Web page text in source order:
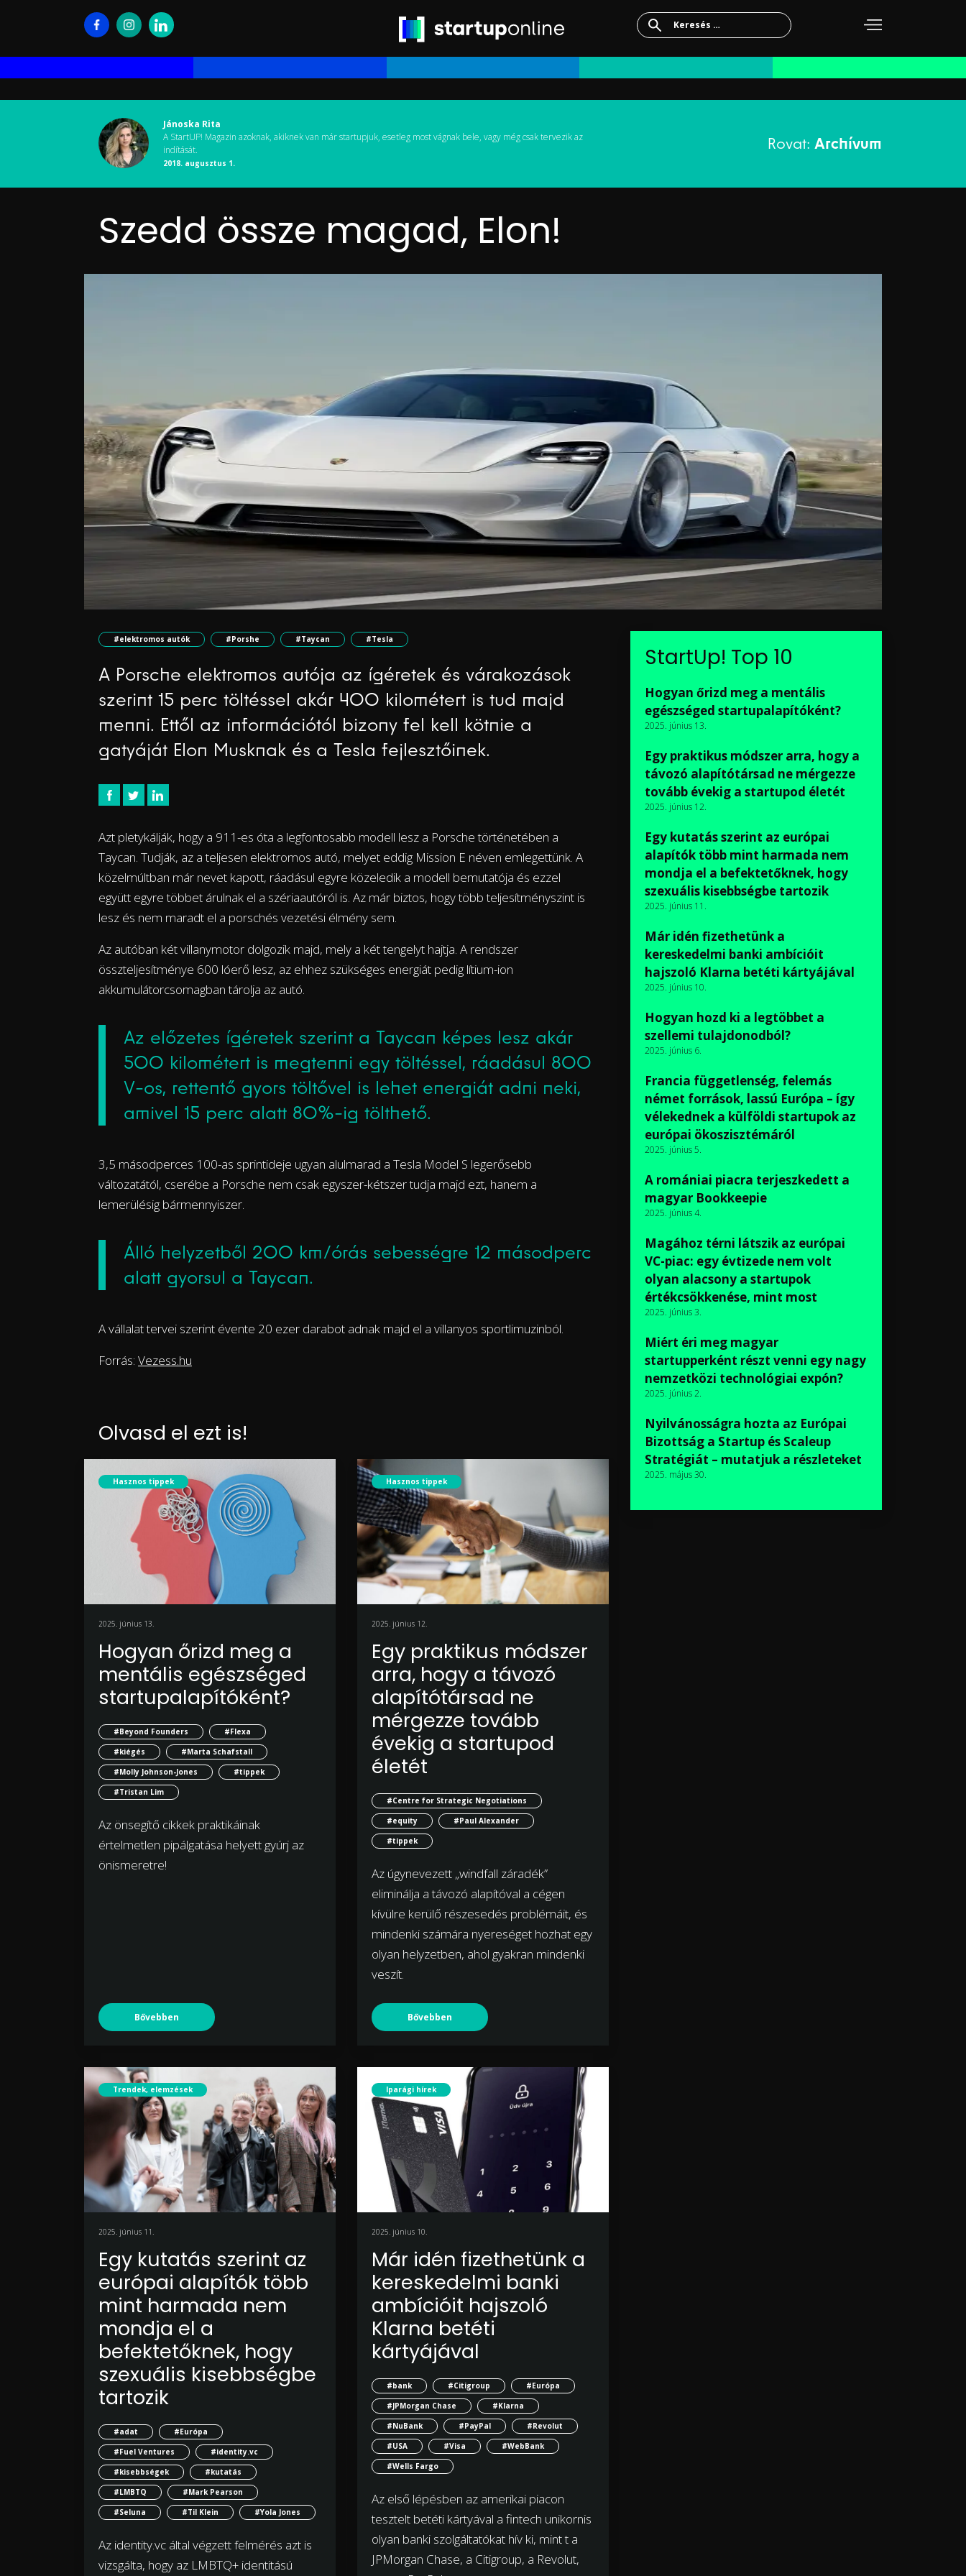
Keresés:
Jánoska Rita
A StartUP! Magazin azoknak, akiknek van már startupjuk, esetleg most vágnak bele, vagy még csak tervezik az
indítását.
2018. augusztus 1.
Rovat: Archívum
Szedd össze magad, Elon!
#elektromos autók #Porshe #Taycan #Tesla
A Porsche elektromos autója az ígéretek és várakozások
szerint 15 perc töltéssel akár 400 kilométert is tud majd
menni. Ettől az információtól bizony fel kell kötnie a
gatyáját Elon Musknak és a Tesla fejlesztőinek.
Azt pletykálják, hogy a 911-es óta a legfontosabb modell lesz a Porsche történetében a
Taycan. Tudják, az a teljesen elektromos autó, melyet eddig Mission E néven emlegettünk. A
közelmúltban már nevet kapott, ráadásul egyre közeledik a modell bemutatója és ezzel
együtt egyre többet árulnak el a szériaautóról is. Az már biztos, hogy több teljesítményszint is
lesz és nem maradt el a porschés vezetési élmény sem.
Az autóban két villanymotor dolgozik majd, mely a két tengelyt hajtja. A rendszer
összteljesítménye 600 lóerő lesz, az ehhez szükséges energiát pedig lítium-ion
akkumulátorcsomagban tárolja az autó.
Az előzetes ígéretek szerint a Taycan képes lesz akár
500 kilométert is megtenni egy töltéssel, ráadásul 800
V-os, rettentő gyors töltővel is lehet energiát adni neki,
amivel 15 perc alatt 80%-ig tölthető.
3,5 másodperces 100-as sprintideje ugyan alulmarad a Tesla Model S legerősebb
változatától, cserébe a Porsche nem csak egyszer-kétszer tudja majd ezt, hanem a
lemerülésig bármennyiszer.
Álló helyzetből 200 km/órás sebességre 12 másodperc
alatt gyorsul a Taycan.
A vállalat tervei szerint évente 20 ezer darabot adnak majd el a villanyos sportlimuzinból.
Forrás: Vezess.hu
Olvasd el ezt is!
Hasznos tippek
2025. június 13.
Hogyan őrizd meg a
mentális egészséged
startupalapítóként?
#Beyond Founders
#Flexa
#kiégés
#Marta Schafstall
#Molly Johnson-Jones
#tippek
#Tristan Lim
Az önsegítő cikkek praktikáinak
értelmetlen pipálgatása helyett gyúrj az
önismeretre!
Bővebben
Hasznos tippek
2025. június 12.
Egy praktikus módszer
arra, hogy a távozó
alapítótársad ne
mérgezze tovább
évekig a startupod
életét
#Centre for Strategic Negotiations
#equity
#Paul Alexander
#tippek
Az úgynevezett „windfall záradék”
eliminálja a távozó alapítóval a cégen
kívülre kerülő részesedés problémáit, és
mindenki számára nyereséget hozhat egy
olyan helyzetben, ahol gyakran mindenki
veszít.
Bővebben
Trendek, elemzések
2025. június 11.
Egy kutatás szerint az
európai alapítók több
mint harmada nem
mondja el a
befektetőknek, hogy
szexuális kisebbségbe
tartozik
#adat
#Európa
#Fuel Ventures
#identity.vc
#kisebbségek
#kutatás
#LMBTQ
#Mark Pearson
#Seluna
#Til Klein #Yola Jones
Az identity.vc által végzett felmérés azt is
vizsgálta, hogy az LMBTQ+ identitású
Iparági hírek
2025. június 10.
Már idén fizethetünk a
kereskedelmi banki
ambícióit hajszoló
Klarna betéti
kártyájával
#bank #Citigroup
#Európa
#JPMorgan Chase
#Klarna
#NuBank
#PayPal
#Revolut
#USA
#Visa
#WebBank
#Wells Fargo
Az első lépésben az amerikai piacon
tesztelt betéti kártyával a fintech unikornis
olyan banki szolgáltatókat hív ki, mint t a
JPMorgan Chase, a Citigroup, a Revolut,
StartUp! Top 10
Hogyan őrizd meg a mentális
egészséged startupalapítóként?
2025. június 13.
Egy praktikus módszer arra, hogy a
távozó alapítótársad ne mérgezze
tovább évekig a startupod életét
2025. június 12.
Egy kutatás szerint az európai
alapítók több mint harmada nem
mondja el a befektetőknek, hogy
szexuális kisebbségbe tartozik
2025. június 11.
Már idén fizethetünk a
kereskedelmi banki ambícióit
hajszoló Klarna betéti kártyájával
2025. június 10.
Hogyan hozd ki a legtöbbet a
szellemi tulajdonodból?
2025. június 6.
Francia függetlenség, felemás
német források, lassú Európa – így
vélekednek a külföldi startupok az
európai ökoszisztémáról
2025. június 5.
A romániai piacra terjeszkedett a
magyar Bookkeepie
2025. június 4.
Magához térni látszik az európai
VC-piac: egy évtizede nem volt
olyan alacsony a startupok
értékcsökkenése, mint most
2025. június 3.
Miért éri meg magyar
startupperként részt venni egy nagy
nemzetközi technológiai expón?
2025. június 2.
Nyilvánosságra hozta az Európai
Bizottság a Startup és Scaleup
Stratégiát – mutatjuk a részleteket
2025. május 30.